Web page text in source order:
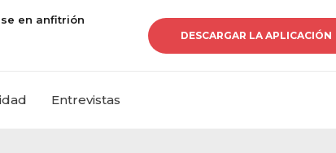
en anfitrión
DESCARGAR LA APLICACIÓN
Entrevistas